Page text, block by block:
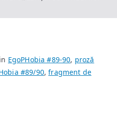
EgoPHobia #89-90, proză
#89/90,fragment de